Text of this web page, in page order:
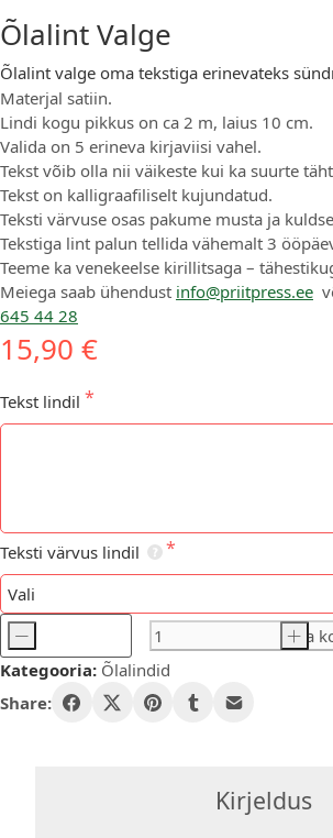
Õlalint Valge
Õlalint valge oma tekstiga erinevateks
Materjal satiin.
Lindi kogu pikkus on ca 2 m, laius 10 cm.
Valida on 5 erineva kirjaviisi vahel.
Tekst võib olla nii väikeste kui ka suurte
Tekst on kalligraafiliselt kujundatud.
Teksti värvuse osas pakume musta ja
Tekstiga lint palun tellida vähemalt 3
Teeme ka venekeelse kirillitsaga –
Meiega saab ühendust info@priitpress.ee
645 44 28
15,90 €
Tekst lindil
Teksti värvus lindil
Õlalint
Valge
kogus
- +
Lisa
Kategooria: Õlalindid
Share:
Kirjeldus